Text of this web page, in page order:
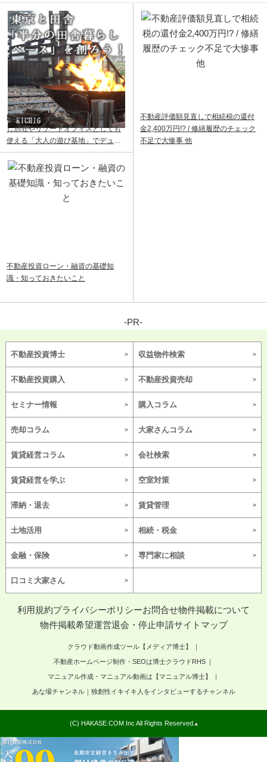
飯能ベース｜飯能・青梅で田舎暮ら
し別荘やリゾートオフィスとしても
使える「大人の遊び基地」でデュア
ルライフ
不動産評価額見直しで相続税の還付
金2,400万円!? / 修繕履歴のチェック
不足で大惨事 他
不動産投資ローン・融資の基礎知
識・知っておきたいこと
-PR-
不動産投資博士 収益物件検索
不動産投資購入 不動産投資売却
セミナー情報 購入コラム
売却コラム 大家さんコラム
賃貸経営コラム 会社検索
賃貸経営を学ぶ 空室対策
滞納・退去 賃貸管理
土地活用 相続・税金
金融・保険 専門家に相談
口コミ大家さん
利用規約プライバシーポリシーお問合せ物件掲載について
物件掲載希望運営退会・停止申請サイトマップ
クラウド動画作成ツール【メディア博士】
不動産ホームページ制作・SEOは博士クラウドRHS
マニュアル作成・マニュアル動画は【マニュアル博士】
あな場チャンネル｜独創性イキイキ人をインタビューするチャンネル
(C) HAKASE.COM Inc All Rights Reserved.